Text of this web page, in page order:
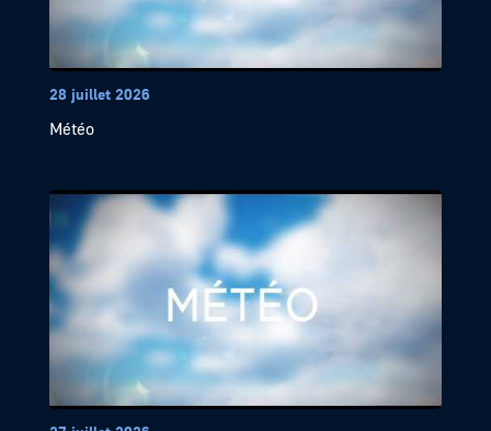
28 juillet 2026
Météo